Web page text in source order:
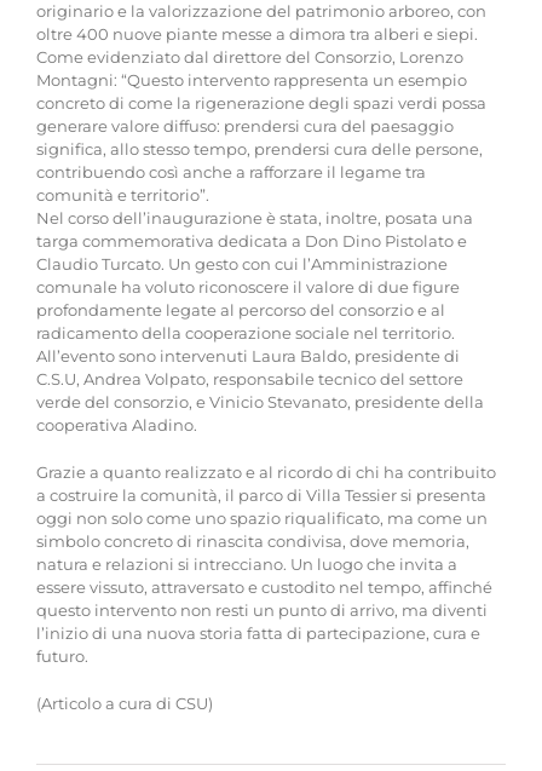
originario e la valorizzazione del patrimonio arboreo, con
oltre 400 nuove piante messe a dimora tra alberi e siepi.
Come evidenziato dal direttore del Consorzio, Lorenzo
Montagni: “Questo intervento rappresenta un esempio
concreto di come la rigenerazione degli spazi verdi possa
generare valore diffuso: prendersi cura del paesaggio
significa, allo stesso tempo, prendersi cura delle persone,
contribuendo così anche a rafforzare il legame tra
comunità e territorio”.
Nel corso dell’inaugurazione è stata, inoltre, posata una
targa commemorativa dedicata a Don Dino Pistolato e
Claudio Turcato. Un gesto con cui l’Amministrazione
comunale ha voluto riconoscere il valore di due figure
profondamente legate al percorso del consorzio e al
radicamento della cooperazione sociale nel territorio.
All’evento sono intervenuti Laura Baldo, presidente di
C.S.U, Andrea Volpato, responsabile tecnico del settore
verde del consorzio, e Vinicio Stevanato, presidente della
cooperativa Aladino.
Grazie a quanto realizzato e al ricordo di chi ha contribuito
a costruire la comunità, il parco di Villa Tessier si presenta
oggi non solo come uno spazio riqualificato, ma come un
simbolo concreto di rinascita condivisa, dove memoria,
natura e relazioni si intrecciano. Un luogo che invita a
essere vissuto, attraversato e custodito nel tempo, affinché
questo intervento non resti un punto di arrivo, ma diventi
l’inizio di una nuova storia fatta di partecipazione, cura e
futuro.
(Articolo a cura di CSU)